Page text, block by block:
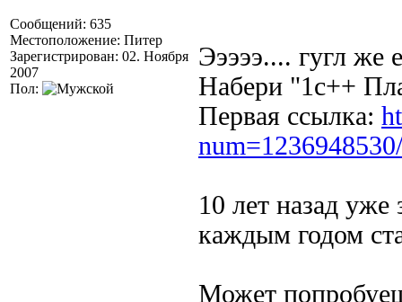
Сообщений: 635
Местоположение: Питер
Зарегистрирован: 02. Ноября
2007
Пол:
Эээээ.... гугл же
Набери "1с++
Первая ссылка:
10 лет назад
каждым годом
Может